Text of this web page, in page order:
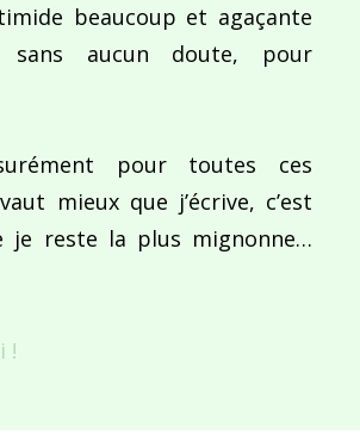
beaucoup et agaçante
sans aucun doute, pour
pour toutes ces
mieux que j’écrive, c’est
je reste la plus mignonne…
!